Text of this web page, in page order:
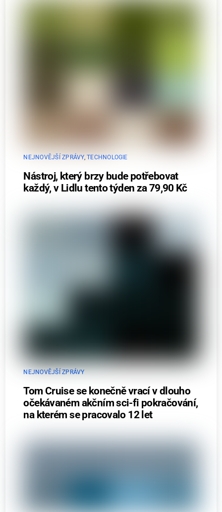
NEJNOVĚJŠÍ ZPRÁVY,TECHNOLOGIE
Nástroj, který brzy bude potřebovat
každý, v Lidlu tento týden za 79,90 Kč
NEJNOVĚJŠÍ ZPRÁVY
Tom Cruise se konečně vrací v dlouho
očekávaném akčním sci-fi pokračování,
na kterém se pracovalo 12 let